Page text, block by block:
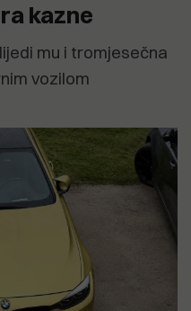
kazne
mu i tromjesečna
vozilom